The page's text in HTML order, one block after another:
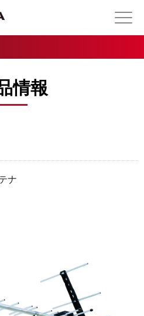
情報
ナ